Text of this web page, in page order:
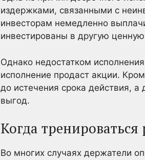
издержками, связанными с
инвесторам немедленно
инвестированы в другую
Однако недостатком
исполнение продаст акции.
до истечения срока действия,
выгод.
Когда тренироваться
Во многих случаях держатели